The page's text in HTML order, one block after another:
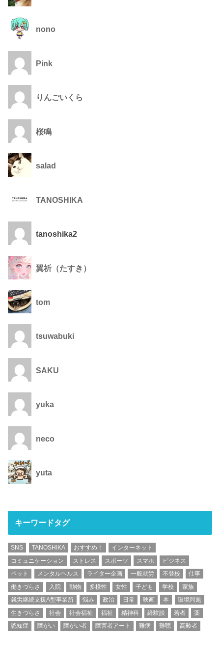
nono
Pink
りんごいくら
桜鳴
salad
TANOSHIKA
tanoshika2
翼祈（たすき）
tom
tsuwabuki
SAKU
yuka
neco
yuta
キーワードタグ
SNS TANOSHIKA おすすめ！
インターネット
コミュニケーション
ストレス スポーツ スマホ
ビジネス
ペット
メンタルヘルス ライター企画 一般就労 不登校
仕事
働きづらさ
入院 動物 多様性 女性 子ども 学校
家族
就労継続支援A型事業所
悩み 政治 日常 映画 本
環境問題
生きづらさ
社会 社会福祉 福祉 精神科 経験談 若者
薬
認知症
障がい 障がい者 障害者アート 難病 難聴 高齢者